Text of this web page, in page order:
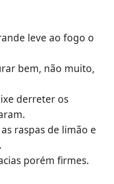
leve ao fogo o
bem, não muito,
derreter os
raspas de limão e
porém firmes.